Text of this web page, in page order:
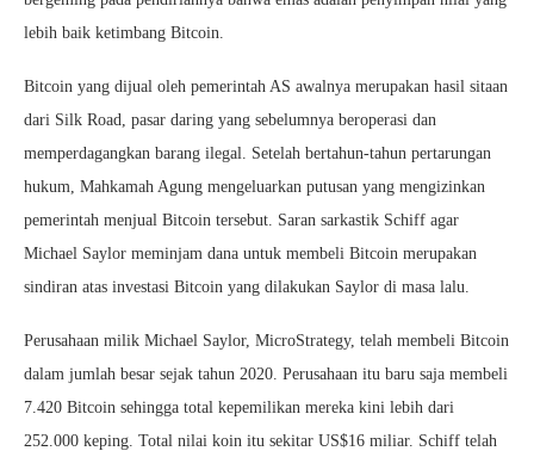
lebih baik ketimbang Bitcoin.
Bitcoin yang dijual oleh pemerintah AS awalnya merupakan hasil sitaan
dari Silk Road, pasar daring yang sebelumnya beroperasi dan
memperdagangkan barang ilegal. Setelah bertahun-tahun pertarungan
hukum, Mahkamah Agung mengeluarkan putusan yang mengizinkan
pemerintah menjual Bitcoin tersebut. Saran sarkastik Schiff agar
Michael Saylor meminjam dana untuk membeli Bitcoin merupakan
sindiran atas investasi Bitcoin yang dilakukan Saylor di masa lalu.
Perusahaan milik Michael Saylor, MicroStrategy, telah membeli Bitcoin
dalam jumlah besar sejak tahun 2020. Perusahaan itu baru saja membeli
7.420 Bitcoin sehingga total kepemilikan mereka kini lebih dari
252.000 keping. Total nilai koin itu sekitar US$16 miliar. Schiff telah